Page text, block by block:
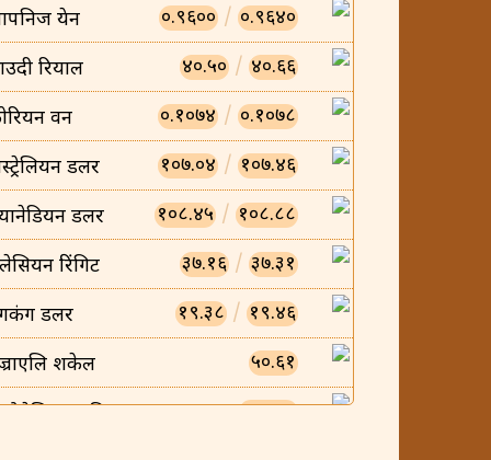
येन ०.९६०० / ०.९६४०
रियाल ४०.५० / ४०.६६
वन ०.१०७४ / ०.१०७८
डलर १०७.०४ / १०७.४६
डलर १०८.४५ / १०८.८८
रिंगिट ३७.१६ / ३७.३१
डलर १९.३८ / १९.४६
शकेल ५०.६१
०.००८५